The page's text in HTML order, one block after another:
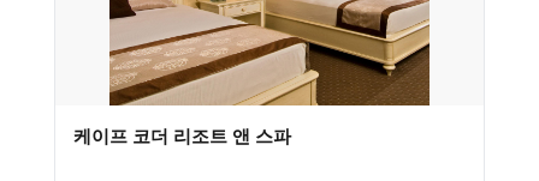
케이프 코더 리조트 앤 스파